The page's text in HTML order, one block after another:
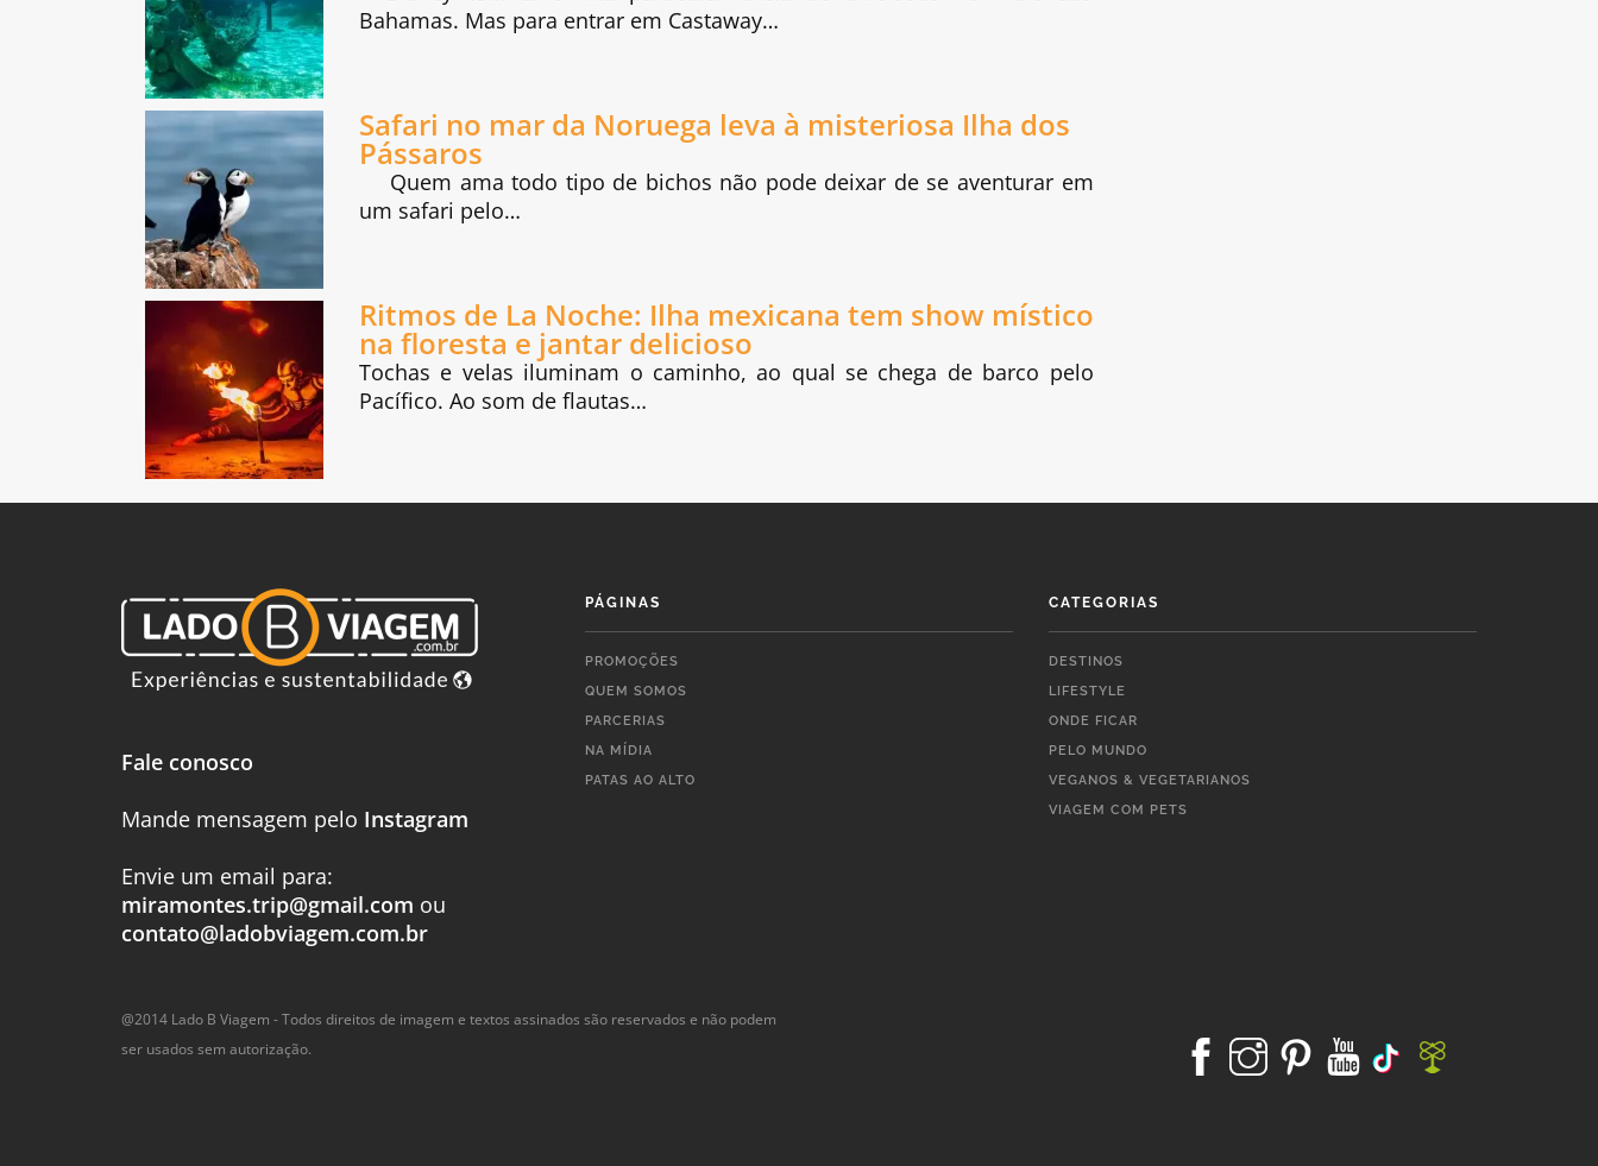
Bahamas. Mas para entrar em Castaway…
Safari no mar da Noruega leva à misteriosa Ilha dos
Pássaros
Quem ama todo tipo de bichos não pode deixar de se aventurar em
um safari pelo…
Ritmos de La Noche: Ilha mexicana tem show místico
na floresta e jantar delicioso
Tochas e velas iluminam o caminho, ao qual se chega de barco pelo
Pacífico. Ao som de flautas…
Fale conosco
Mande mensagem pelo Instagram
Envie um email para:
miramontes.trip@gmail.com ou
contato@ladobviagem.com.br
PÁGINAS
PROMOÇÕES
QUEM SOMOS
PARCERIAS
NA MÍDIA
PATAS AO ALTO
CATEGORIAS
DESTINOS
LIFESTYLE
ONDE FICAR
PELO MUNDO
VEGANOS & VEGETARIANOS
VIAGEM COM PETS
@2014 Lado B Viagem - Todos direitos de imagem e textos assinados são reservados e não podem
ser usados sem autorização.